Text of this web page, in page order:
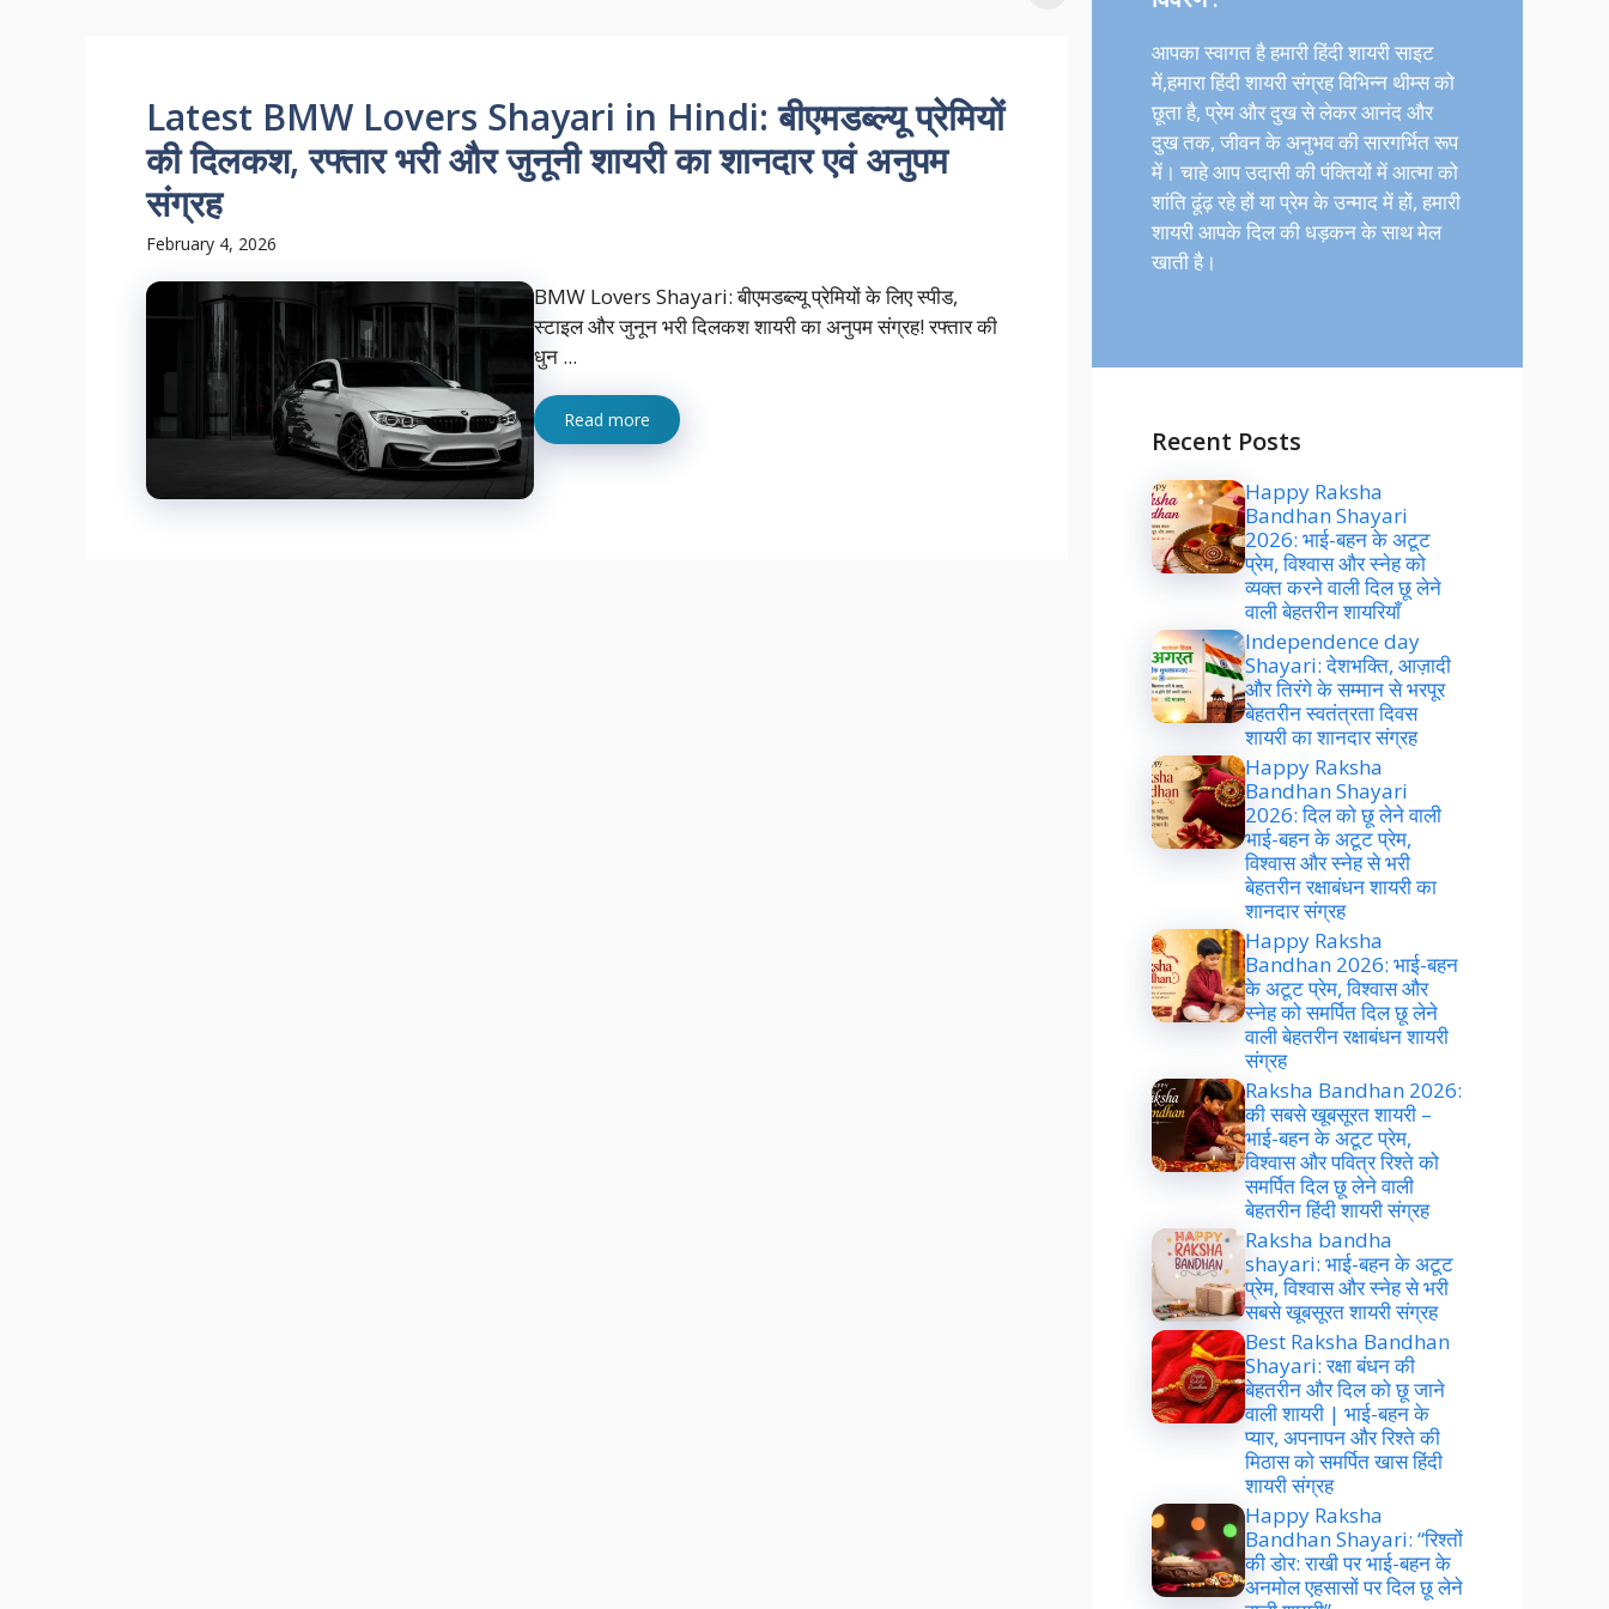
Latest BMW Lovers Shayari in Hindi: बीएमडब्ल्यू प्रेमियों
की दिलकश, रफ्तार भरी और जुनूनी शायरी का शानदार एवं अनुपम
संग्रह
February 4, 2026
BMW Lovers Shayari: बीएमडब्ल्यू प्रेमियों के लिए स्पीड,
स्टाइल और जुनून भरी दिलकश शायरी का अनुपम संग्रह! रफ्तार की
धुन ...
Read more
आपका स्वागत है हमारी हिंदी शायरी साइट
में,हमारा हिंदी शायरी संग्रह विभिन्न थीम्स को
छूता है, प्रेम और दुख से लेकर आनंद और
दुख तक, जीवन के अनुभव की सारगर्भित रूप
में। चाहे आप उदासी की पंक्तियों में आत्मा को
शांति ढूंढ़ रहे हों या प्रेम के उन्माद में हों, हमारी
शायरी आपके दिल की धड़कन के साथ मेल
खाती है।
Recent Posts
Happy Raksha
Bandhan Shayari
2026: भाई-बहन के अटूट
प्रेम, विश्वास और स्नेह को
व्यक्त करने वाली दिल छू लेने
वाली बेहतरीन शायरियाँ
Independence day
Shayari: देशभक्ति, आज़ादी
और तिरंगे के सम्मान से भरपूर
बेहतरीन स्वतंत्रता दिवस
शायरी का शानदार संग्रह
Happy Raksha
Bandhan Shayari
2026: दिल को छू लेने वाली
भाई-बहन के अटूट प्रेम,
विश्वास और स्नेह से भरी
बेहतरीन रक्षाबंधन शायरी का
शानदार संग्रह
Happy Raksha
Bandhan 2026: भाई-बहन
के अटूट प्रेम, विश्वास और
स्नेह को समर्पित दिल छू लेने
वाली बेहतरीन रक्षाबंधन शायरी
संग्रह
Raksha Bandhan 2026:
की सबसे खूबसूरत शायरी –
भाई-बहन के अटूट प्रेम,
विश्वास और पवित्र रिश्ते को
समर्पित दिल छू लेने वाली
बेहतरीन हिंदी शायरी संग्रह
Raksha bandha
shayari: भाई-बहन के अटूट
प्रेम, विश्वास और स्नेह से भरी
सबसे खूबसूरत शायरी संग्रह
Best Raksha Bandhan
Shayari: रक्षा बंधन की
बेहतरीन और दिल को छू जाने
वाली शायरी | भाई-बहन के
प्यार, अपनापन और रिश्ते की
मिठास को समर्पित खास हिंदी
शायरी संग्रह
Happy Raksha
Bandhan Shayari: “रिश्तों
की डोर: राखी पर भाई-बहन के
अनमोल एहसासों पर दिल छू लेने